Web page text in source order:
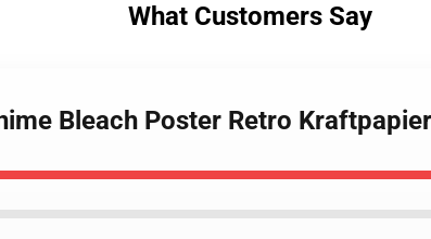
What Customers Say
Bleach Poster Retro